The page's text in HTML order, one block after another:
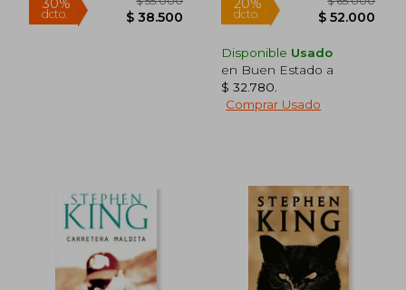
dcto.
$ 72.000
$ 50.400
30%
dcto.
Rápido
Disponible Usado
en Buen Estado a
$ 32.780
Comprar Usado